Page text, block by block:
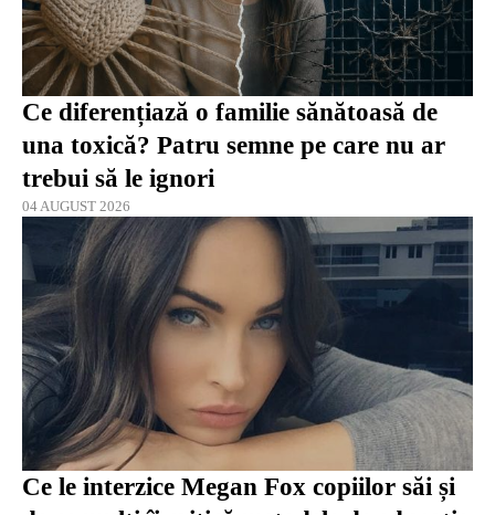
Ce diferențiază o familie sănătoasă de
una toxică? Patru semne pe care nu ar
trebui să le ignori
04 AUGUST 2026
Ce le interzice Megan Fox copiilor săi și